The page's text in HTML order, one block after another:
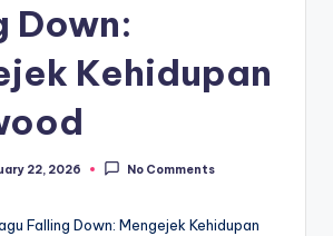
Down:
Kehidupan
22, 2026 No Comments
Falling Down: Mengejek Kehidupan